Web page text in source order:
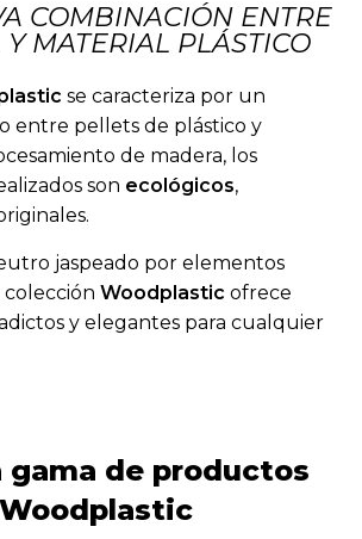
COMBINACIÓN ENTRE
MATERIAL PLÁSTICO
se caracteriza por un
entre pellets de plástico y
de madera, los
son ecológicos,
jaspeado por elementos
colección Woodplastic ofrece
y elegantes para cualquier
gama de productos
Woodplastic